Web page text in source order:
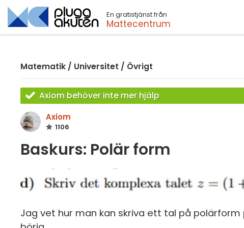
En gratistjänst från
Mattecentrum
Matematik / Universitet / Övrigt
Axiom behöver inte mer hjälp
Axiom
1106
Baskurs: Polär form
Jag vet hur man kan skriva ett tal på
Sök